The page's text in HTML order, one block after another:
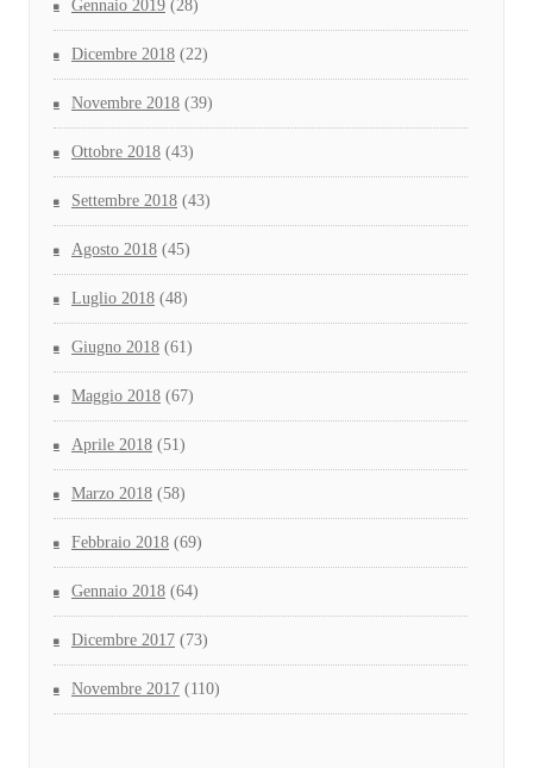
Gennaio 2019 (28)
Dicembre 2018 (22)
Novembre 2018 (39)
Ottobre 2018 (43)
Settembre 2018 (43)
Agosto 2018 (45)
Luglio 2018 (48)
Giugno 2018 (61)
Maggio 2018 (67)
Aprile 2018 (51)
Marzo 2018 (58)
Febbraio 2018 (69)
Gennaio 2018 (64)
Dicembre 2017 (73)
Novembre 2017 (110)